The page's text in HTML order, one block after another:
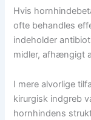
Hvis
ofte behandles
indeholder
midler, afhængigt
I mere alvorlige
kirurgisk indgreb
hornhindens